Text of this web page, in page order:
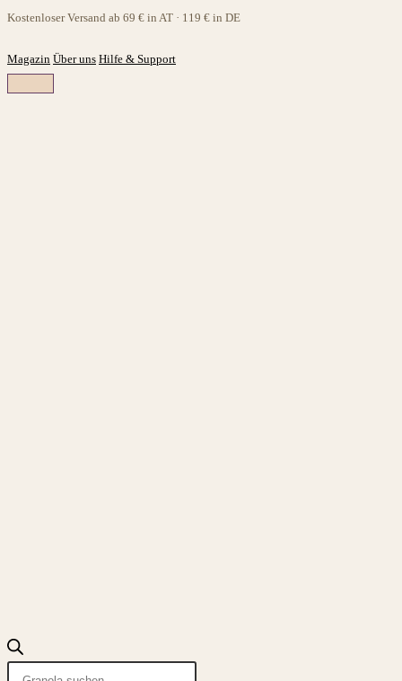
Zum
springen
Kostenloser Versand ab 69 € in AT · 119 € in DE
Magazin Über uns Hilfe & Support